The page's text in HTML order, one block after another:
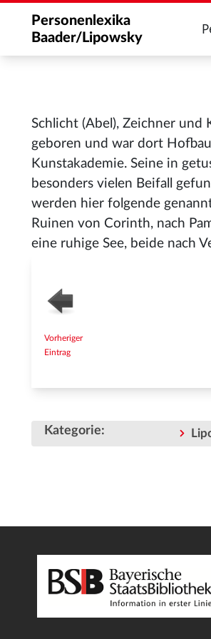
Personenlexika
Baader/Lipowsky
Schlicht (Abel), Zeichner und
geboren und war dort
Kunstakademie. Seine in
besonders vielen Beifall
werden hier folgende
Ruinen von Corinth, nach
eine ruhige See, beide nach
Vorheriger
Eintrag
Kategorie: